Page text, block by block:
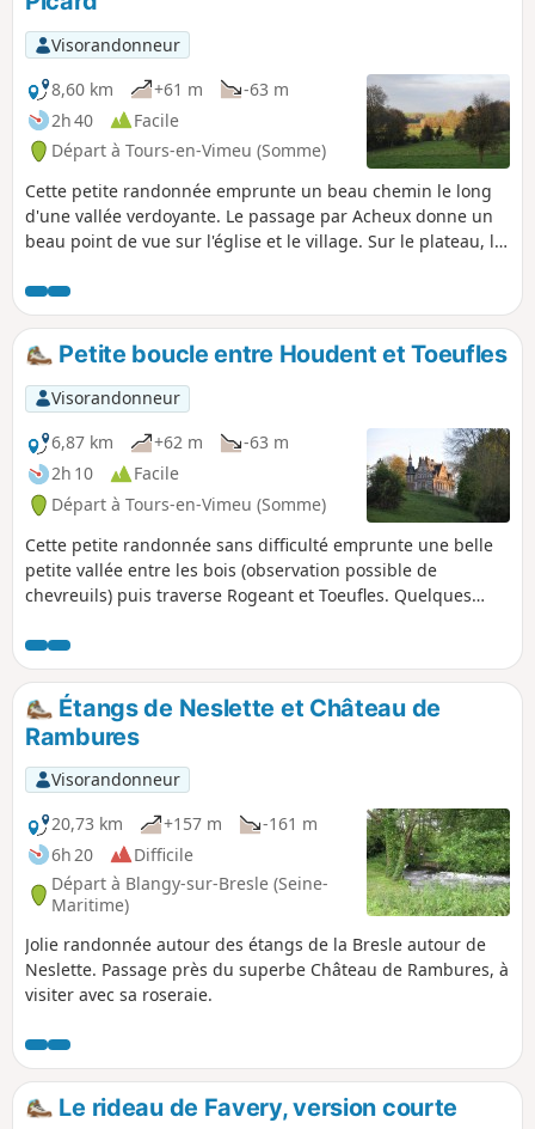
Visorandonneur
8,60 km
+61 m
-63 m
2h 40
Facile
Départ à Tours-en-Vimeu (Somme)
Cette petite randonnée emprunte un beau chemin le long
d'une vallée verdoyante. Le passage par Acheux donne un
beau point de vue sur l'église et le village. Sur le plateau, la
Petite boucle entre Houdent et Toeufles
Visorandonneur
6,87 km
+62 m
-63 m
2h 10
Facile
Départ à Tours-en-Vimeu (Somme)
Cette petite randonnée sans difficulté emprunte une belle
petite vallée entre les bois (observation possible de
chevreuils) puis traverse Rogeant et Toeufles. Quelques
Rogeant et de Toeufles sont à remarquer. La remontée sur
le plateau permet un beau point de vue sur la vallée de la
Trie, avant le retour vers Houdent.
Étangs de Neslette et Château de
Rambures
Visorandonneur
20,73 km
+157 m
-161 m
6h 20
Difficile
Départ à Blangy-sur-Bresle (Seine-
Maritime)
Jolie randonnée autour des étangs de la Bresle autour de
Neslette. Passage près du superbe Château de Rambures, à
visiter avec sa roseraie.
Le rideau de Favery, version courte